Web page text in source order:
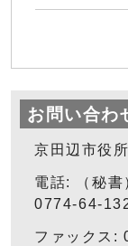
お問い合わ
京田辺市役
電話: （秘
0774-64-
ファックス: